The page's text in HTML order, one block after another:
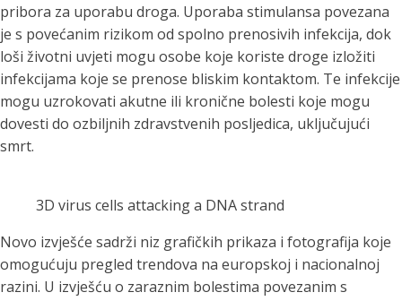
pribora za uporabu droga. Uporaba stimulansa povezana
je s povećanim rizikom od spolno prenosivih infekcija, dok
loši životni uvjeti mogu osobe koje koriste droge izložiti
infekcijama koje se prenose bliskim kontaktom. Te infekcije
mogu uzrokovati akutne ili kronične bolesti koje mogu
dovesti do ozbiljnih zdravstvenih posljedica, uključujući
smrt.
3D virus cells attacking a DNA strand
Novo izvješće sadrži niz grafičkih prikaza i fotografija koje
omogućuju pregled trendova na europskoj i nacionalnoj
razini. U izvješću o zaraznim bolestima povezanim s